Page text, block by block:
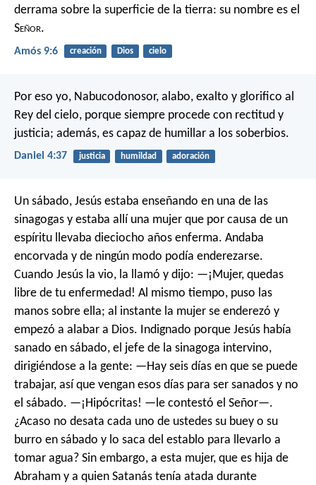
derrama sobre la superficie de la tierra: su nombre es el
Señor.
Amós 9:6 creación Dios cielo
Por eso yo, Nabucodonosor, alabo, exalto y glorifico al
Rey del cielo, porque siempre procede con rectitud y
justicia; además, es capaz de humillar a los soberbios.
Daniel 4:37 justicia humildad adoración
Un sábado, Jesús estaba enseñando en una de las
sinagogas y estaba allí una mujer que por causa de un
espíritu llevaba dieciocho años enferma. Andaba
encorvada y de ningún modo podía enderezarse.
Cuando Jesús la vio, la llamó y dijo: —¡Mujer, quedas
libre de tu enfermedad! Al mismo tiempo, puso las
manos sobre ella; al instante la mujer se enderezó y
empezó a alabar a Dios. Indignado porque Jesús había
sanado en sábado, el jefe de la sinagoga intervino,
dirigiéndose a la gente: —Hay seis días en que se puede
trabajar, así que vengan esos días para ser sanados y no
el sábado. —¡Hipócritas! —le contestó el Señor—.
¿Acaso no desata cada uno de ustedes su buey o su
burro en sábado y lo saca del establo para llevarlo a
tomar agua? Sin embargo, a esta mujer, que es hija de
Abraham y a quien Satanás tenía atada durante